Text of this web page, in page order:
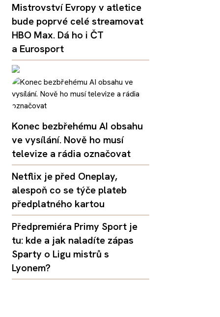
Mistrovství Evropy v atletice
bude poprvé celé streamovat
HBO Max. Dá ho i ČT
a Eurosport
Konec bezbřehému AI obsahu
ve vysílání. Nově ho musí
televize a rádia označovat
Netflix je před Oneplay,
alespoň co se týče plateb
předplatného kartou
Předpremiéra Primy Sport je
tu: kde a jak naladíte zápas
Sparty o Ligu mistrů s
Lyonem?